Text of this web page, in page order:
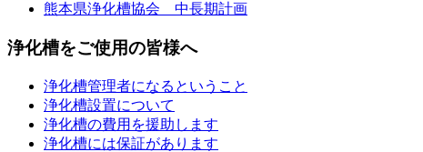
熊本県浄化槽協会 中長期計画
浄化槽をご使用の皆様へ
浄化槽管理者になるということ
浄化槽設置について
浄化槽の費用を援助します
浄化槽には保証があります